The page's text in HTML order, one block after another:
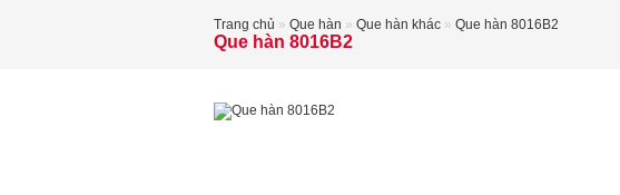
Trang chủ » Que hàn » Que hàn khác » Que hàn 8016B2
Que hàn 8016B2